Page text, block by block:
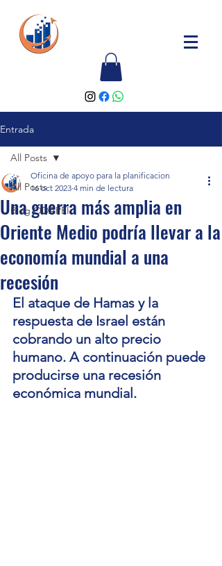
Entrada
All Posts
Blog ODAPEI
All Posts
Una guerra más amplia en
Oriente Medio podría llevar a la
economía mundial a una
recesión
Oficina de apoyo para la planificacion
16 oct 2023 4 min de lectura
El ataque de Hamas y la
respuesta de Israel están
cobrando un alto precio
humano. A continuación puede
producirse una recesión
económica mundial.